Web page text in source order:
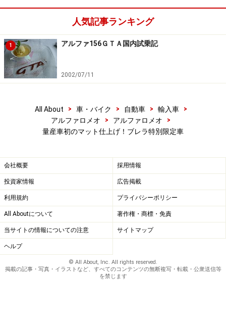
人気記事ランキング
1 アルファ156ＧＴＡ国内試乗記
2002/07/11
All About > 車・バイク > 自動車 > 輸入車
>
アルファロメオ
> アルファロメオ
>
量産車初のマット仕上げ！ブレラ特別限定車
会社概要 採用情報
投資家情報 広告掲載
利用規約 プライバシーポリシー
All Aboutについて 著作権・商標・免責
当サイトの情報についての注意 サイトマップ
ヘルプ
© All About, Inc. All rights reserved.
掲載の記事・写真・イラストなど、すべてのコンテンツの無断複写・転載・公衆送信等
を禁じます